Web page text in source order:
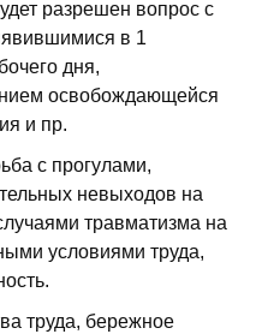
разрешен вопрос с
в 1
дня,
освобождающейся
и пр.
с прогулами,
невыходов на
травматизма на
условиями труда,
труда, бережное